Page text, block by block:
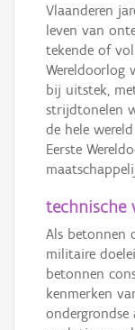
Vlaanderen
leven van
tekende of
Wereldoorlog
bij uitstek,
strijdtonelen
de hele
Eerste
technische
Als betonnen
militaire
betonnen
kenmerken